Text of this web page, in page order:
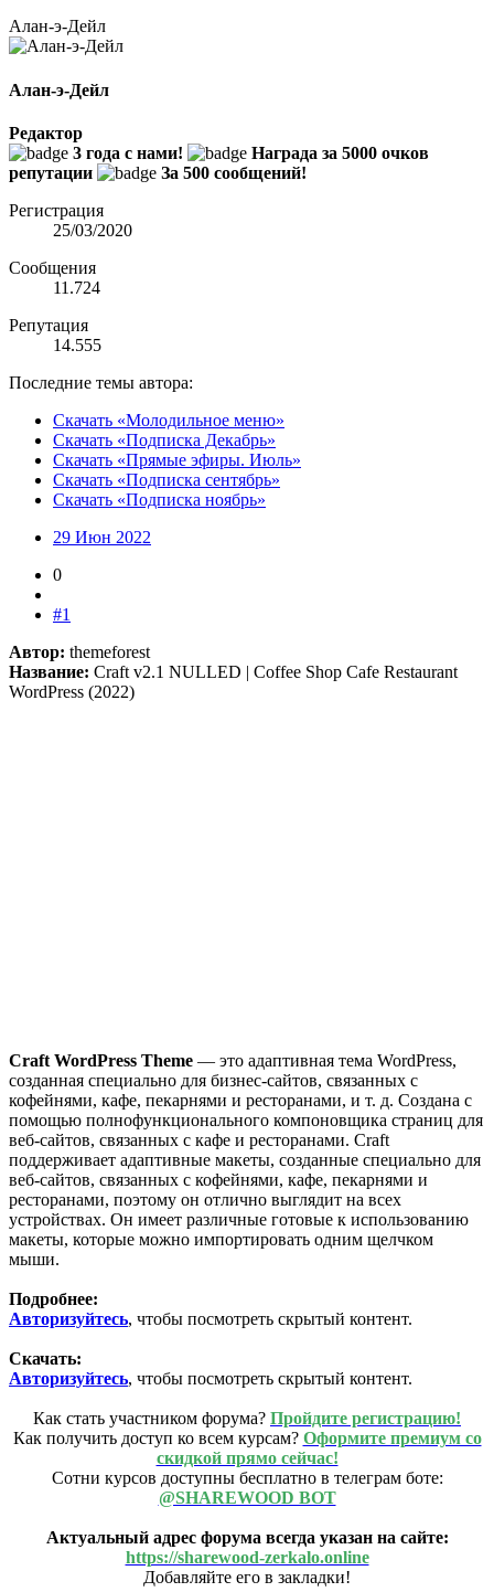
Алан-э-Дейл
Алан-э-Дейл
Редактор
3 года с нами!
Награда за 5000 очков
репутации
За 500 сообщений!
Регистрация
25/03/2020
Сообщения
11.724
Репутация
14.555
Последние темы автора:
Скачать «Молодильное меню»
Скачать «Подписка Декабрь»
Скачать «Прямые эфиры. Июль»
Скачать «Подписка сентябрь»
Скачать «Подписка ноябрь»
29 Июн 2022
0
#1
Автор: themeforest
Название: Craft v2.1 NULLED | Coffee Shop Cafe Restaurant
WordPress (2022)
Craft WordPress Theme — это адаптивная тема WordPress,
созданная специально для бизнес-сайтов, связанных с
кофейнями, кафе, пекарнями и ресторанами, и т. д. Создана с
помощью полнофункционального компоновщика страниц для
веб-сайтов, связанных с кафе и ресторанами. Craft
поддерживает адаптивные макеты, созданные специально для
веб-сайтов, связанных с кофейнями, кафе, пекарнями и
ресторанами, поэтому он отлично выглядит на всех
устройствах. Он имеет различные готовые к использованию
макеты, которые можно импортировать одним щелчком
мыши.
Подробнее:
Авторизуйтесь, чтобы посмотреть скрытый контент.
Скачать:
Авторизуйтесь, чтобы посмотреть скрытый контент.
Как стать участником форума? Пройдите регистрацию!
Как получить доступ ко всем курсам? Оформите премиум со
скидкой прямо сейчас!
Сотни курсов доступны бесплатно в телеграм боте:
@SHAREWOOD BOT
Актуальный адрес форума всегда указан на сайте:
https://sharewood-zerkalo.online
Добавляйте его в закладки!